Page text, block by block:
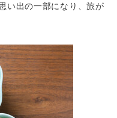
い出の一部になり、旅が